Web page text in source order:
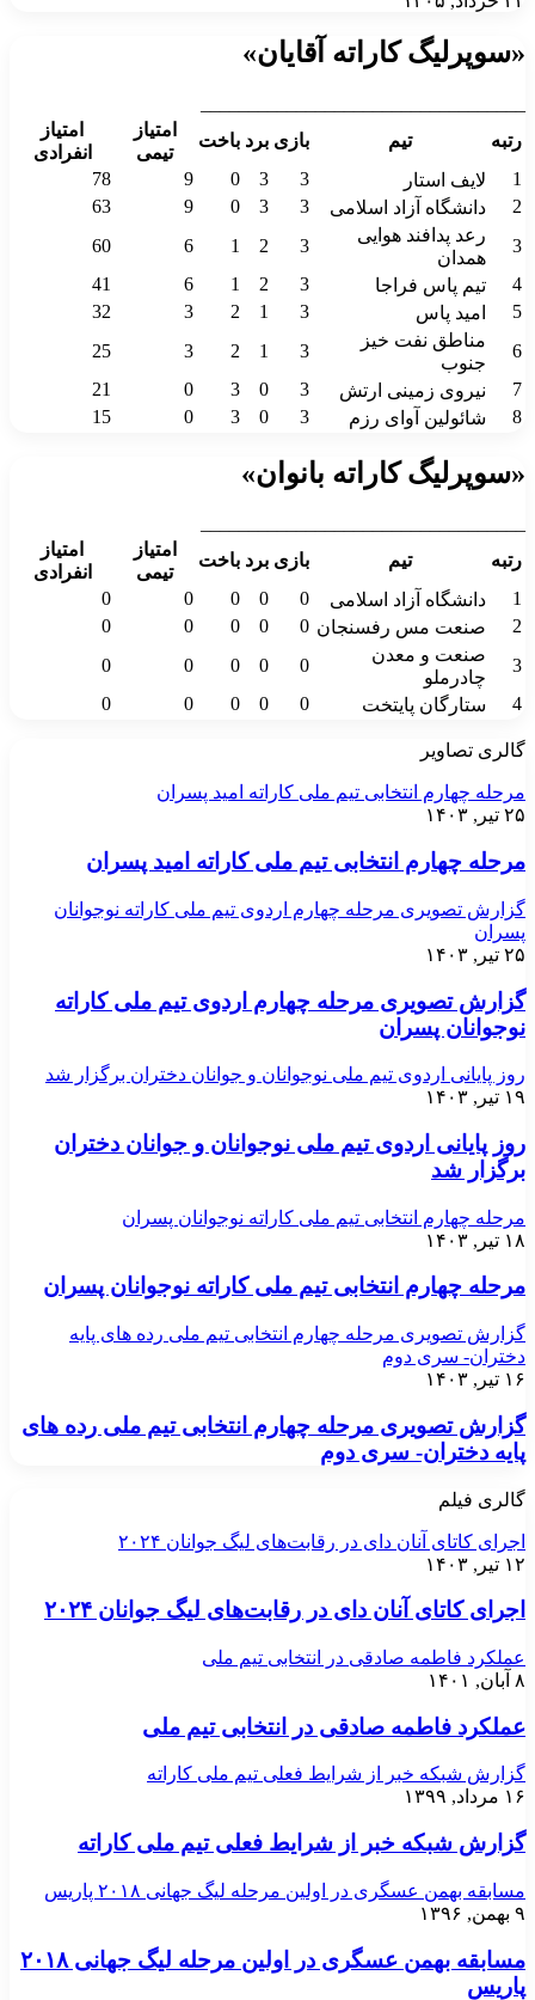
«سوپرلیگ کاراته آقایان»
رتبه
تیم بازی برد باخت
امتیاز
تیمی
امتیاز
انفرادی
1
لایف استار 3
3
0
9
78
2
دانشگاه آزاد اسلامی 3
3
0
9
63
3
رعد پدافند هوایی
همدان
3
2
1
6
60
4
تیم پاس فراجا 3
2
1
6
41
5
امید پاس 3
1
2
3
32
6
مناطق نفت خیز
جنوب
3
1
2
3
25
7
نیروی زمینی ارتش 3
0
3
0
21
8
شائولین آوای رزم 3
0
3
0
15
«سوپرلیگ کاراته بانوان»
رتبه
تیم بازی برد باخت
امتیاز
تیمی
امتیاز
انفرادی
1
دانشگاه آزاد اسلامی 0
0
0
0
0
2
صنعت مس رفسنجان 0
0
0
0
0
3
صنعت و معدن
چادرملو
0
0
0
0
0
4
ستارگان پایتخت 0
0
0
0
0
گالری تصاویر
مرحله چهارم انتخابی تیم ملی کاراته امید پسران
۲۵ تیر, ۱۴۰۳
مرحله چهارم انتخابی تیم ملی کاراته امید پسران
گزارش تصویری مرحله چهارم اردوی تیم ملی کاراته نوجوانان
پسران
۲۵ تیر, ۱۴۰۳
گزارش تصویری مرحله چهارم اردوی تیم ملی کاراته
نوجوانان پسران
روز پایانی اردوی تیم ملی نوجوانان و جوانان دختران برگزار شد
۱۹ تیر, ۱۴۰۳
روز پایانی اردوی تیم ملی نوجوانان و جوانان دختران
برگزار شد
مرحله چهارم انتخابی تیم ملی کاراته نوجوانان پسران
۱۸ تیر, ۱۴۰۳
مرحله چهارم انتخابی تیم ملی کاراته نوجوانان پسران
گزارش تصویری مرحله چهارم انتخابی تیم ملی رده های پایه
دختران- سری دوم
۱۶ تیر, ۱۴۰۳
گزارش تصویری مرحله چهارم انتخابی تیم ملی رده های
پایه دختران- سری دوم
گالری فیلم
اجرای کاتای آنان دای در رقابت‌های لیگ جوانان ۲۰۲۴
۱۲ تیر, ۱۴۰۳
اجرای کاتای آنان دای در رقابت‌های لیگ جوانان ۲۰۲۴
عملکرد فاطمه صادقی در انتخابی تیم ملی
۸ آبان, ۱۴۰۱
عملکرد فاطمه صادقی در انتخابی تیم ملی
گزارش شبکه خبر از شرایط فعلی تیم ملی کاراته
۱۶ مرداد, ۱۳۹۹
گزارش شبکه خبر از شرایط فعلی تیم ملی کاراته
مسابقه بهمن عسگری در اولین مرحله لیگ جهانی ۲۰۱۸ پاریس
۹ بهمن, ۱۳۹۶
مسابقه بهمن عسگری در اولین مرحله لیگ جهانی ۲۰۱۸
پاریس